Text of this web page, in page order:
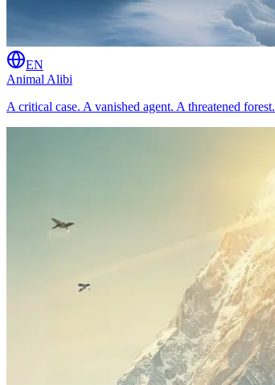
EN
Animal Alibi
A critical case. A vanished agent. A threatened forest.